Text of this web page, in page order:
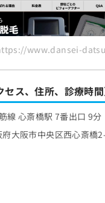
www.dansei-
ス、住所、診療時間
線 心斎橋駅 7番出口 9分
大阪市中央区西心斎橋